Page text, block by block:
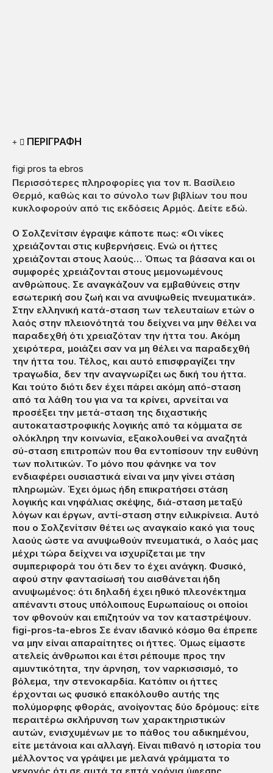
ΠΕΡΙΓΡΑΦΗ
figi pros ta ebros
Περισσότερες πληροφορίες για τον π. Βασίλειο
Θερμό καθώς και το σύνολο των βιβλίων του που
κυκλοφορούν από τις εκδόσεις Αρμός. Δείτε εδώ.
Ο Σολζενίτσιν έγραψε κάποτε πως: «Οι νίκες
χρειάζονται στις κυβερνήσεις. Ενώ οι ήττες
χρειάζονται στους λαούς… Όπως τα βάσανα και οι
συμφορές χρειάζονται στους μεμονωμένους
ανθρώπους. Σε αναγκάζουν να εμβαθύνεις στην
εσωτερική σου ζωή και να ανυψωθείς πνευματικά».
Στην ελληνική κατά-σταση των τελευταίων ετών ο
λαός στην πλειονότητά του δείχνει να μην θέλει να
παραδεχθή ότι χρειαζόταν την ήττα του. Ακόμη
χειρότερα, μοιάζει σαν να μη θέλει να παραδεχθή
την ήττα του. Τέλος, και αυτό επισφραγίζει την
τραγωδία, δεν την αναγνωρίζει ως δική του ήττα.
Και τούτο διότι δεν έχει πάρει ακόμη από-σταση
από τα λάθη του για να τα κρίνει, αρνείται να
προσέξει την μετά-σταση της διχαστικής
αυτοκαταστροφικής λογικής από τα κόμματα σε
ολόκληρη την κοινωνία, εξακολουθεί να αναζητά
σύ-σταση επιτροπών που θα εντοπίσουν την ευθύνη
των πολιτικών. Το μόνο που φάνηκε να τον
ενδιαφέρει ουσιαστικά είναι να μην γίνει στάση
πληρωμών. Έχει όμως ήδη επικρατήσει στάση
λογικής και νηφάλιας σκέψης, διά-σταση μεταξύ
λόγων και έργων, αντί-σταση στην ειλικρίνεια. Αυτό
που ο Σολζενίτσιν θέτει ως αναγκαίο κακό για τους
λαούς ώστε να ανυψωθούν πνευματικά, ο λαός μας
μέχρι τώρα δείχνει να ισχυρίζεται με την
συμπεριφορά του ότι δεν το έχει ανάγκη. Φυσικό,
αφού στην φαντασίωσή του αισθάνεται ήδη
ανυψωμένος: ότι δηλαδή έχει ηθικό πλεονέκτημα
απέναντι στους υπόλοιπους Ευρωπαίους οι οποίοι
τον φθονούν και επιζητούν να τον καταστρέψουν.
figi-pros-ta-ebros Σε έναν ιδανικό κόσμο θα έπρεπε
να μην είναι απαραίτητες οι ήττες. Όμως είμαστε
ατελείς άνθρωποι και έτσι ρέπουμε προς την
αμυντικότητα, την άρνηση, τον ναρκισσισμό, το
βόλεμα, την στενοκαρδία. Κατόπιν οι ήττες
έρχονται ως φυσικό επακόλουθο αυτής της
πολύμορφης φθοράς, ανοίγοντας δύο δρόμους: είτε
περαιτέρω σκλήρυνση των χαρακτηριστικών
αυτών, ενισχυμένων με το πάθος του αδικημένου,
είτε μετάνοια και αλλαγή. Είναι πιθανό η ιστορία του
μέλλοντος να γράψει με μελανά γράμματα το
γεγονός ότι σε αυτά τα επτά χρόνια ύφεσης,